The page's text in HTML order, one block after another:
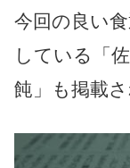
今回の良い
している「
飩」も掲載